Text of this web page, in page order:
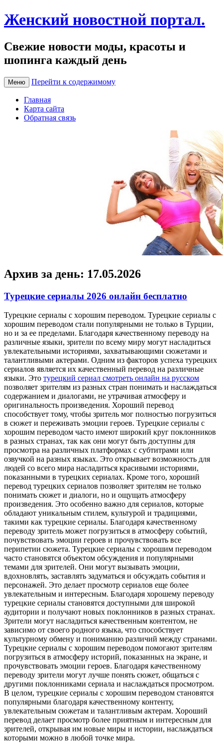
Женский новостной портал.
Свежие новости моды, красоты и
шопинга каждый день
Меню Перейти к содержимому
Главная
Карта сайта
Обратная связь
Архив за день: 17.05.2026
Турецкие сериалы 2026 онлайн бесплатно
Турeцкиe сeриaлы с xoрoшим переводом. Турецкие сериалы с
хорошим переводом стали популярными не только в Турции,
но и за ее пределами. Благодаря качественному переводу на
различные языки, зрители по всему миру могут насладиться
увлекательными историями, захватывающими сюжетами и
талантливыми актерами. Одним из факторов успеха турецких
сериалов является их качественный перевод на различные
языки. Это турецкий сериал смотреть онлайн на русском
позволяет зрителям из разных стран понимать и наслаждаться
содержанием и диалогами, не утрачивая атмосферу и
оригинальность произведения. Хороший перевод
способствует тому, чтобы зритель мог полностью погрузиться
в сюжет и переживать эмоции героев. Турецкие сериалы с
хорошим переводом часто имеют широкий круг поклонников
в разных странах, так как они могут быть доступны для
просмотра на различных платформах с субтитрами или
озвучкой на разных языках. Это открывает возможность для
людей со всего мира насладиться красивыми историями,
показанными в турецких сериалах. Кроме того, хороший
перевод турецких сериалов позволяет зрителям не только
понимать сюжет и диалоги, но и ощущать атмосферу
произведения. Это особенно важно для сериалов, которые
обладают уникальным стилем, культурой и традициями,
такими как турецкие сериалы. Благодаря качественному
переводу зритель может погрузиться в атмосферу событий,
почувствовать эмоции героев и прочувствовать все
перипетии сюжета. Турецкие сериалы с хорошим переводом
часто становятся объектом обсуждения и популярными
темами для зрителей. Они могут вызывать эмоции,
вдохновлять, заставлять задуматься и обсуждать события и
персонажей. Это делает просмотр сериалов еще более
увлекательным и интересным. Благодаря хорошему переводу
турецкие сериалы становятся доступными для широкой
аудитории и получают новых поклонников в разных странах.
Зрители могут насладиться качественным контентом, не
зависимо от своего родного языка, что способствует
культурному обмену и пониманию различий между странами.
Турецкие сериалы с хорошим переводом помогают зрителям
погрузиться в атмосферу историй, показанных на экране, и
прочувствовать эмоции героев. Благодаря качественному
переводу зрители могут лучше понять сюжет, общаться с
другими поклонниками сериала и наслаждаться просмотром.
В целом, турецкие сериалы с хорошим переводом становятся
популярными благодаря качественному контенту,
увлекательным сюжетам и талантливым актерам. Хороший
перевод делает просмотр более приятным и интересным для
зрителей, открывая им новые миры и истории, наслаждаться
которыми можно в любой точке мира.